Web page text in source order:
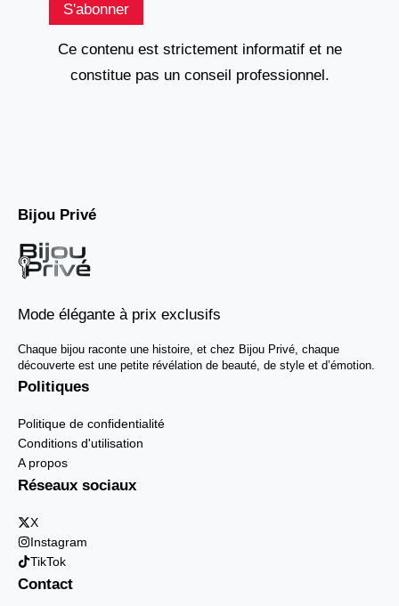
S'abonner
Ce contenu est strictement informatif et ne
constitue pas un conseil professionnel.
Bijou Privé
Mode élégante à prix exclusifs
Chaque bijou raconte une histoire, et chez Bijou Privé, chaque
découverte est une petite révélation de beauté, de style et d’émotion.
Politiques
Politique de confidentialité
Conditions d'utilisation
A propos
Réseaux sociaux
X
Instagram
TikTok
Contact